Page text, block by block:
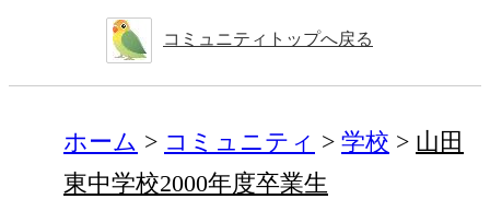
コミュニティトップへ戻る
ホーム コミュニティ 学校
山田
東中学校2000年度卒業生